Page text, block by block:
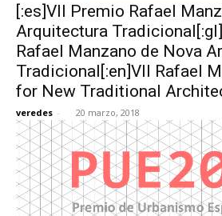
[:es]VII Premio Rafael
Arquitectura
Rafael Manzano de Nova
Tradicional[:en]VII Rafael
for New Traditional
veredes - 20 marzo, 2018